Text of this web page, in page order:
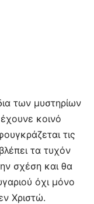
των μυστηρίων
κοινό
τις
τα τυχόν
σχέση και θα
όχι μόνο
Χριστώ.